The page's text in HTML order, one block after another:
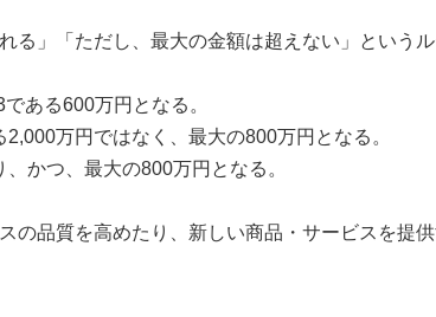
」「ただし、最大の金額は超えない」というル
ある600万円となる。
万円ではなく、最大の800万円となる。
かつ、最大の800万円となる。
品質を高めたり、新しい商品・サービスを提